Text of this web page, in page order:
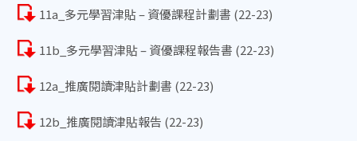
11a_多元學習津貼 – 資優課程計劃書 (22-23)
11b_多元學習津貼 – 資優課程報告書 (22-23)
12a_推廣閱讀津貼計劃書 (22-23)
12b_推廣閱讀津貼報告 (22-23)